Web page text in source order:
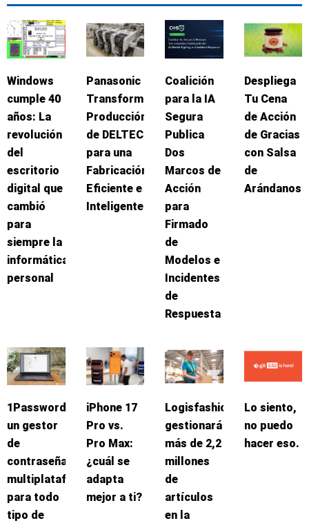
Windows
cumple 40
años: La
revolución
del
escritorio
digital que
cambió
para
siempre la
informática
personal
Panasonic
Transforma
Producción
de DELTEC
para una
Fabricación
Eficiente e
Inteligente
Coalición
para la IA
Segura
Publica
Dos
Marcos de
Acción
para
Firmado
de
Modelos e
Incidentes
de
Respuesta
Despliega
Tu Cena
de Acción
de Gracias
con Salsa
de
Arándanos
1Password:
un gestor
de
contraseñas
multiplataforma
para todo
tipo de
iPhone 17
Pro vs.
Pro Max:
¿cuál se
adapta
mejor a ti?
Logisfashion
gestionará
más de 2,2
millones
de
artículos
en la
Lo siento,
no puedo
hacer eso.